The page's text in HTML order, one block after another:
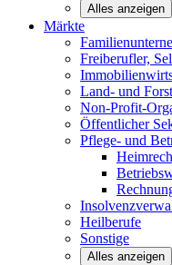
Alles anzeigen
Märkte
Freiberufler,
Land- und
Non-Profit-
Öffentlicher
Pflege- und
Heilberufe
Sonstige
Alles anzeigen